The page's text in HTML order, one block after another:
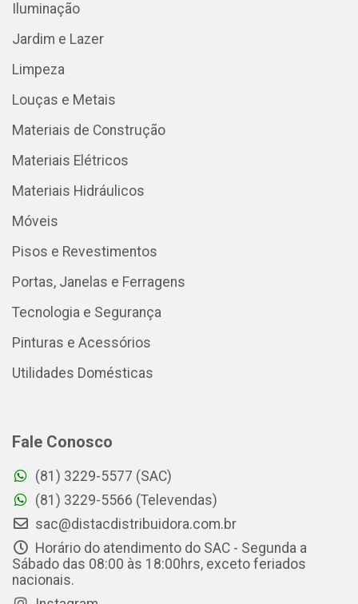
Iluminação
Jardim e Lazer
Limpeza
Louças e Metais
Materiais de Construção
Materiais Elétricos
Materiais Hidráulicos
Móveis
Pisos e Revestimentos
Portas, Janelas e Ferragens
Tecnologia e Segurança
Pinturas e Acessórios
Utilidades Domésticas
Fale Conosco
(81) 3229-5577 (SAC)
(81) 3229-5566 (Televendas)
sac@distacdistribuidora.com.br
Horário do atendimento do SAC - Segunda a
Sábado das 08:00 às 18:00hrs, exceto feriados
nacionais.